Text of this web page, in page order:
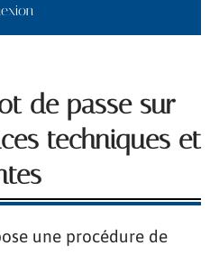
de passe sur
techniques et
une procédure de